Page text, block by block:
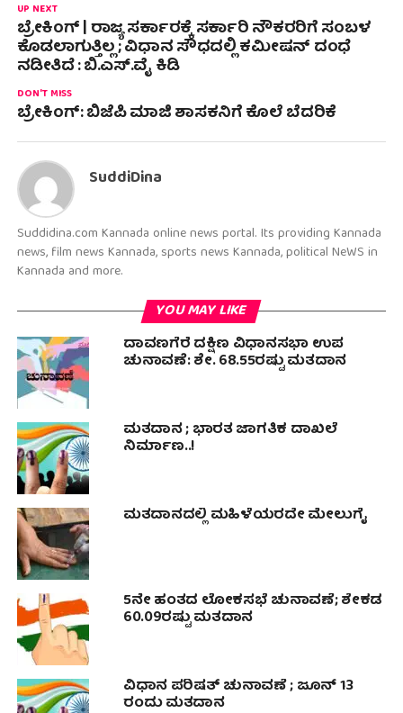
UP NEXT
ಬ್ರೇಕಿಂಗ್ | ರಾಜ್ಯ ಸರ್ಕಾರಕ್ಕೆ ಸರ್ಕಾರಿ ನೌಕರರಿಗೆ ಸಂಬಳ
ಕೊಡಲಾಗುತ್ತಿಲ್ಲ ; ವಿಧಾನ ಸೌಧದಲ್ಲಿ ಕಮೀಷನ್ ದಂಧೆ
ನಡೀತಿದೆ : ಬಿ.ಎಸ್.ವೈ ಕಿಡಿ
DON'T MISS
ಬ್ರೇಕಿಂಗ್: ಬಿಜೆಪಿ ಮಾಜಿ ಶಾಸಕನಿಗೆ ಕೊಲೆ ಬೆದರಿಕೆ
SuddiDina
Suddidina.com Kannada online news portal. Its providing Kannada
news, film news Kannada, sports news Kannada, political NeWS in
Kannada and more.
YOU MAY LIKE
ದಾವಣಗೆರೆ ದಕ್ಷಿಣ ವಿಧಾನಸಭಾ ಉಪ
ಚುನಾವಣೆ: ಶೇ. 68.55ರಷ್ಟು ಮತದಾನ
ಮತದಾನ ; ಭಾರತ ಜಾಗತಿಕ ದಾಖಲೆ
ನಿರ್ಮಾಣ..!
ಮತದಾನದಲ್ಲಿ ಮಹಿಳೆಯರದೇ ಮೇಲುಗೈ
5ನೇ ಹಂತದ ಲೋಕಸಭೆ ಚುನಾವಣೆ; ಶೇಕಡ
60.09ರಷ್ಟು ಮತದಾನ
ವಿಧಾನ ಪರಿಷತ್‌ ಚುನಾವಣೆ ; ಜೂನ್ 13
ರಂದು ಮತದಾನ